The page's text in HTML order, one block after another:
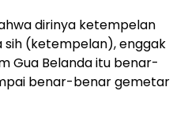
dirinya ketempelan
sih (ketempelan), enggak
Gua Belanda itu benar-
benar-benar gemetar